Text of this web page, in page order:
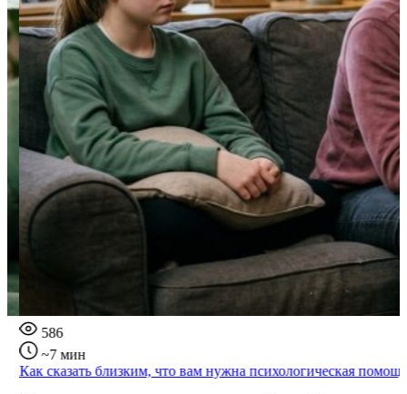
586
~7 мин
Как сказать близким, что вам нужна психологическая помощь